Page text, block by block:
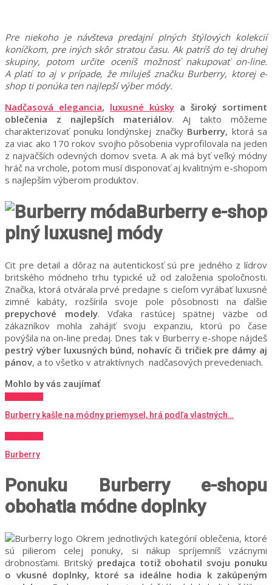
Pre niekoho je návšteva predajní plných štýlových kolekcií
koníčkom, pre iných skôr stratou času. Ak patríš do tej druhej
skupiny, potom určite oceníš možnosť nakupovať on-line.
A platí to aj v prípade, že miluješ značku Burberry, ktorej e-
shop ti ponúka ten najlepší výber módy.
Nadčasová elegancia, luxusné kúsky a široký sortiment
oblečenia z najlepších materiálov. Aj takto môžeme
charakterizovať ponuku londýnskej značky Burberry, ktorá sa
za viac ako 170 rokov svojho pôsobenia vyprofilovala na jeden
z najväčších odevných domov sveta. A ak má byť veľký módny
hráč na vrchole, potom musí disponovať aj kvalitným e-shopom
s najlepším výberom produktov.
Burberry e-shop
plný luxusnej módy
Cit pre detail a dôraz na autentickosť sú pre jedného z lídrov
britského módneho trhu typické už od založenia spoločnosti.
Značka, ktorá otvárala prvé predajne s cieľom vyrábať luxusné
zimné kabáty, rozšírila svoje pole pôsobnosti na ďalšie
prepychové modely. Vďaka rastúcej spätnej väzbe od
zákazníkov mohla zahájiť svoju expanziu, ktorú po čase
povýšila na on-line predaj. Dnes tak v Burberry e-shope nájdeš
pestrý výber luxusných búnd, nohavíc či tričiek pre dámy aj
pánov, a to všetko v atraktívnych nadčasových prevedeniach.
Mohlo by vás zaujímať
Burberry kašle na módny priemysel, hrá podľa vlastných…
Burberry
Ponuku Burberry e-shopu
obohatia módne doplnky
Okrem jednotlivých kategórií oblečenia, ktoré
sú pilierom celej ponuky, si nákup spríjemníš vzácnymi
drobnosťami. Britský predajca totiž obohatil svoju ponuku
o vkusné doplnky, ktoré sa ideálne hodia k zakúpeným